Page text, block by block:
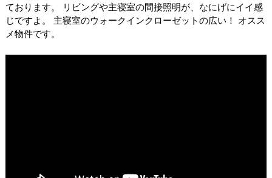
ております。 リビングや主寝室の間接照明が、なにげにイイ感
じですよ。 主寝室のウォークインクローゼットの広い！ オスス
メ物件です。